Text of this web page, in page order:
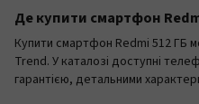
Де купити смартфон
Купити смартфон Redmi 512 ГБ
Trend. У каталозі доступні
гарантією, детальними